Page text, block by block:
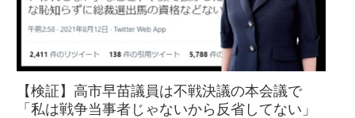
【検証】高市早苗議員は不戦決議の本会議で
「私は戦争当事者じゃないから反省してない」